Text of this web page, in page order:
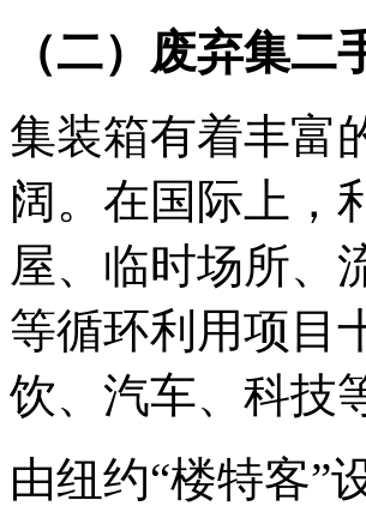
（二）废弃集
集装箱有着丰富
阔。在国际上，
屋、临时场所、
等循环利用项目
饮、汽车、科技
由纽约“楼特客”